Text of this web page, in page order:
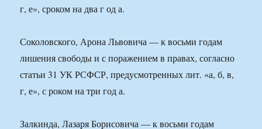
г, е», сроком на два г од а.
Соколовского, Арона Львовича — к восьми годам
лишения свободы и с поражением в правах, согласно
статьи 31 УК РСФСР, предусмотренных лит. «а, б, в,
г, е», с роком на три год а.
Залкинда, Лазаря Борисовича — к восьми годам